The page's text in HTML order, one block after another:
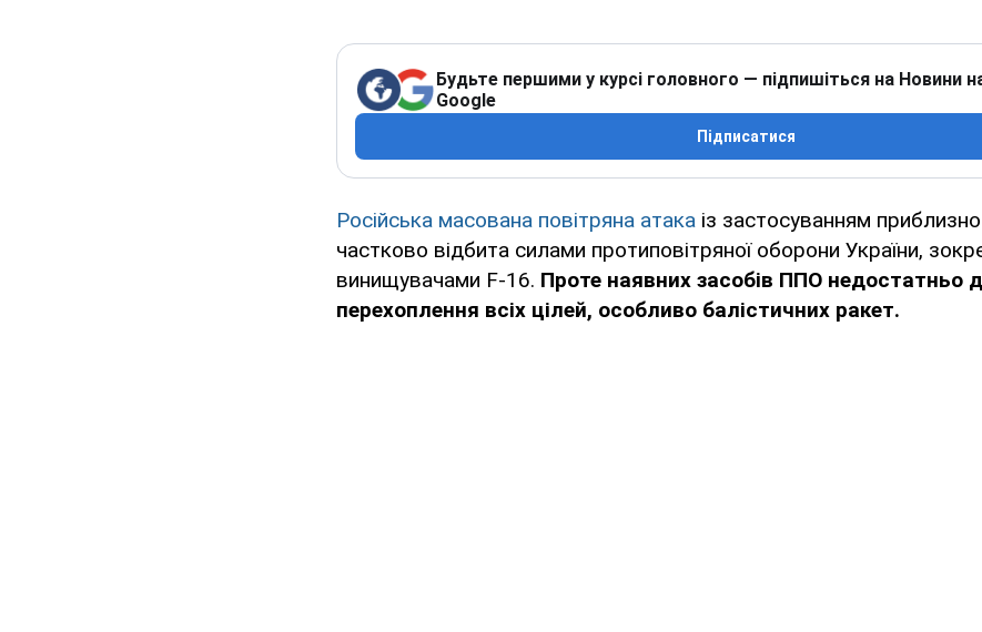
Будьте першими у курсі головного — підпишіться на Новини
Google
Підписатися
Російська масована повітряна атака із застосуванням
частково відбита силами протиповітряної оборони України,
винищувачами F-16. Проте наявних засобів ППО недостатньо
перехоплення всіх цілей, особливо балістичних ракет.